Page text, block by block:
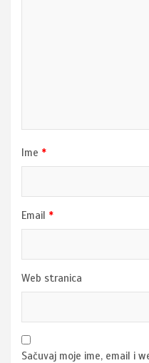
Ime *
Email *
Web stranica
Sačuvaj moje ime, email i